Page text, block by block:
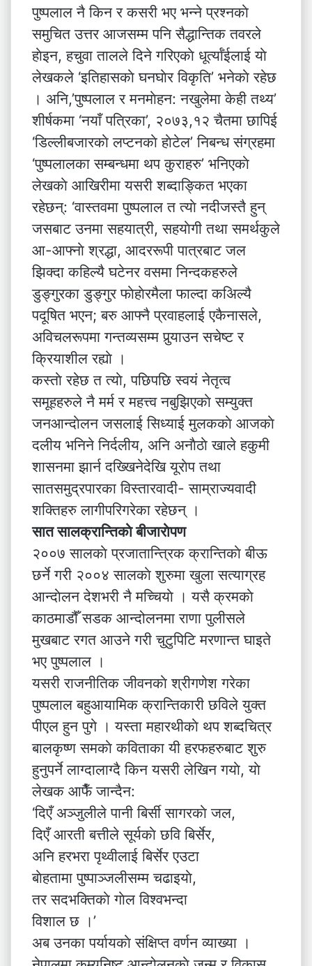
पुष्पलाल नै किन र कसरी भए भन्ने प्रश्नकाे
समुचित उत्तर आजसम्म पनि सैद्धान्तिक तवरले
हाेइन, हचुवा तालले दिने गरिएकाे धूर्त्याँईलाई याे
लेखकले ‘इतिहासकाे घनघाेर विकृति’ भनेकाे रहेछ
। अनि,’पुष्पलाल र मनमाेहन: नखुलेमा केही तथ्य’
शीर्षकमा ‘नयाँ पत्रिका’, २०७३,१२ चैतमा छापिई
‘डिल्लीबजारकाे लप्टनकाे हाेटेल’ निबन्ध संग्रहमा
‘पुष्पलालका सम्बन्धमा थप कुराहरु’ भनिएकाे
लेखकाे आखिरीमा यसरी शब्दाङ्कित भएका
रहेछन्: ‘वास्तवमा पुष्पलाल त त्याे नदीजस्तै हुन्
जसबाट उनमा सहयात्री, सहयाेगी तथा समर्थकुले
आ-आफ्नाे श्रद्धा, आदररूपी पात्रबाट जल
झिक्दा कहिल्यै घटेनर वसमा निन्दकहरुले
डुङ्गुरका डुङ्गुर फाेहाेरमैला फाल्दा कअिल्यै
पदूषित भएन; बरु आफ्नै प्रवाहलाई एकैनासले,
अविचलरूपमा गन्तव्यसम्म पुर्‍याउन सचेष्ट र
क्रियाशील रह्याे ।
कस्ताे रहेछ त त्याे, पछिपछि स्वयं नेतृत्व
समूहहरुले नै मर्म र महत्त्व नबुझिएकाे सम्युक्त
जनआन्दाेलन जसलाई सिध्याई मुलककाे आजकाे
दलीय भनिने निर्दलीय, अनि अनाैठाे खाले हकुमी
शासनमा झार्न दख्खिनेदेखि यूराेप तथा
सातसमुद्रपारका विस्तारवादी- साम्राज्यवादी
शक्तिहरु लागीपरिगरेका रहेछन् ।
सात सालक्रान्तिकाे बीजाराेपण
२००७ सालकाे प्रजातान्त्रिक क्रान्तिकाे बीऊ
छर्ने गरी २००४ सालकाे शुरुमा खुला सत्याग्रह
आन्दाेलन देशभरी नै मच्चियाे । यसै क्रमकाे
काठमाडौँ सडक आन्दोलनमा राणा पुलीसले
मुखबाट रगत आउने गरी चुटुपिटि मरणान्त घाइते
भए पुष्पलाल ।
यसरी राजनीतिक जीवनकाे श्रीगणेश गरेका
पुष्पलाल बहुआयामिक क्रान्तिकारी छविले युक्त
पीएल हुन पुगे । यस्ता महारथीकाे थप शब्दचित्र
बालकृष्ण समकाे कविताका यी हरफहरुबाट शुरु
हुनुपर्ने लाग्दालाग्दै किन यसरी लेखिन गयाे, याे
लेखक आफैँ जान्दैन:
‘दिएँ अञ्जुलीले पानी बिर्सी सागरकाे जल,
दिएँ आरती बत्तीले सूर्यकाे छवि बिर्सेर,
अनि हरभरा पृथ्वीलाई बिर्सेर एउटा
बाेहतामा पुष्पाञ्जलीसम्म चढाइयाे,
तर सदभक्तिकाे गाेल विश्वभन्दा
विशाल छ ।’
अब उनका पर्यायकाे संक्षिप्त वर्णन व्याख्या ।